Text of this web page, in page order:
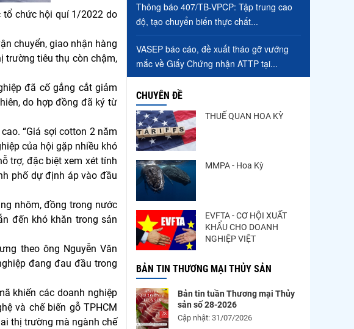
tổ chức hội quí 1/2022 do
chuyển, giao nhận hàng
trường tiêu thụ còn chậm,
đã cố gắng cắt giảm
do hợp đồng đã ký từ
“Giá sợi cotton 2 năm
của hội gặp nhiều khó
trợ, đặc biệt xem xét tính
phố dự định áp vào đầu
nhôm, đồng trong nước
đến khó khăn trong sản
theo ông Nguyễn Văn
đang đau đầu trong
khiến các doanh nghiệp
và chế biến gỗ TPHCM
thị trường mà ngành chế
Điểm tin thủy sản thế giới
ngày 3/8/2026
Trung Quốc tăng mạnh
nhập khẩu mực, trong khi
nguồn cung...
Thông báo 407/TB-VPCP: Tập trung cao
độ, tạo chuyển biến thực chất...
VASEP báo cáo, đề xuất tháo gỡ vướng
mắc về Giấy Chứng nhận ATTP tại...
CHUYÊN ĐỀ
THUẾ QUAN HOA KỲ
MMPA - Hoa Kỳ
EVFTA - CƠ HỘI XUẤT
KHẨU CHO DOANH
NGHIỆP VIỆT
BẢN TIN THƯƠNG MẠI THỦY SẢN
Bản tin tuần Thương mại Thủy
sản số 28-2026
Cập nhật: 31/07/2026